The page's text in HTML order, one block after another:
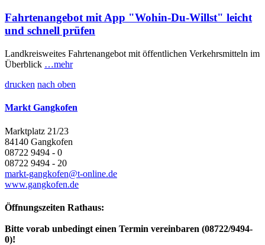
Fahrtenangebot mit App "Wohin-Du-Willst" leicht
und schnell prüfen
Landkreisweites Fahrtenangebot mit öffentlichen Verkehrsmitteln im
Überblick …mehr
drucken nach oben
Markt Gangkofen
Marktplatz 21/23
84140 Gangkofen
08722 9494 - 0
08722 9494 - 20
markt-gangkofen@t-online.de
www.gangkofen.de
Öffnungszeiten Rathaus:
Bitte vorab unbedingt einen Termin vereinbaren (08722/9494-
0)!